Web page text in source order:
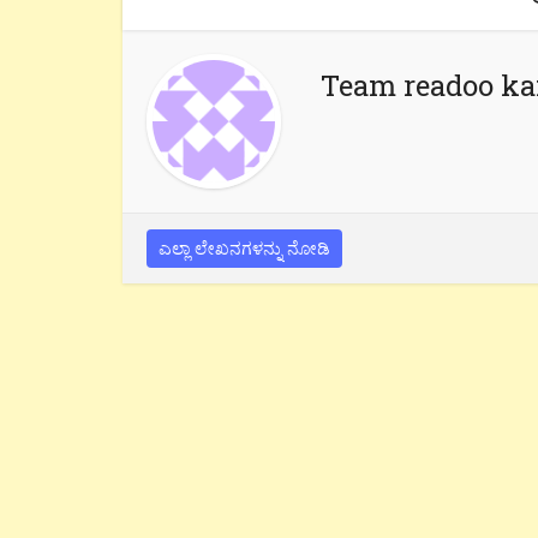
Team readoo
ಎಲ್ಲಾ ಲೇಖನಗಳನ್ನು ನೋಡಿ